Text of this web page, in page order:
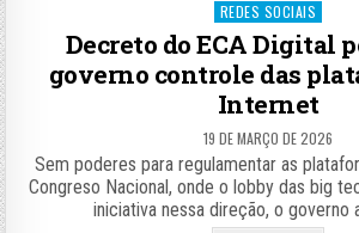
REDES SOCIAIS
Decreto do ECA Digital
governo controle das
Internet
19 DE MARÇO DE 2026
Sem poderes para regulamentar as
Congreso Nacional, onde o lobby das big
iniciativa nessa direção, o governo